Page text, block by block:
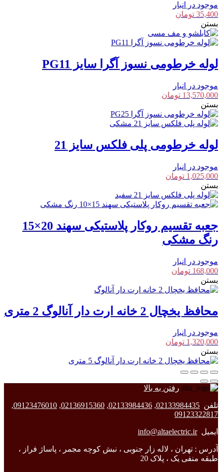
موجود در انبار
35,400 تومان
بستن
لوله خرطومی نسوز آگرا سایز PG11
موجود در انبار
13,570,000 تومان
بستن
لوله خرطومی پلی فلکس سایز 21
موجود در انبار
1,025,000 تومان
بستن
جعبه تقسیم روکار پلاستیکی سهند 20×15
رنگ مشکی
موجود در انبار
168,000 تومان
بستن
محافظ یخچال 2 خانه ارت دار آنالوگ 2 متری
موجود در انبار
1,320,000 تومان
بستن
رفتن به بالا
تلفن 02133984435
,
02133984436
,
02136915360
,
09123476010
,
09123322817
ایمیلinfo@altaelectric.ir
آدرس : تهران ، لاله زار جنوبی ، نبش کوچه مجمر ، پاساژ فراز ،
طبقه منفی یک ، پلاک 20